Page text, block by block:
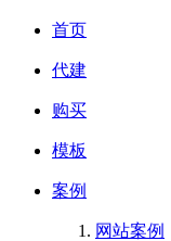
首页
代建
购买
模板
案例
网站案例